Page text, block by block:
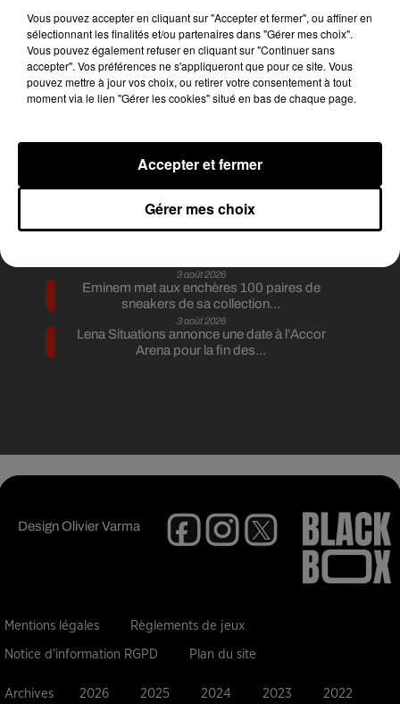
Franglish et Keblack dévoilent une session live
surprise
5 août 2026
Russ frappe fort avec son nouveau single «
Coulda Shoulda Woulda »
5 août 2026
Meurtre de Tupac : Suge Knight pourrait prendre
Benjamin Biolay sort le clip de sa reprise de PNL
3 août 2026
3 août 2026
Eminem met aux enchères 100 paires de
sneakers de sa collection...
3 août 2026
Lena Situations annonce une date à l’Accor
Arena pour la fin des...
DesignOlivier Varma
Mentions légales Règlements de jeux
Notice d'information RGPD Plan du site
Archives 2026 2025 2024 2023 2022
Vous pouvez accepter en cliquant sur "Accepter et fermer", ou affiner en
sélectionnant les finalités et/ou partenaires dans "Gérer mes choix".
Vous pouvez également refuser en cliquant sur "Continuer sans
accepter". Vos préférences ne s'appliqueront que pour ce site. Vous
pouvez mettre à jour vos choix, ou retirer votre consentement à tout
moment via le lien "Gérer les cookies" situé en bas de chaque page.
Gérer mes choix
Accepter et fermer